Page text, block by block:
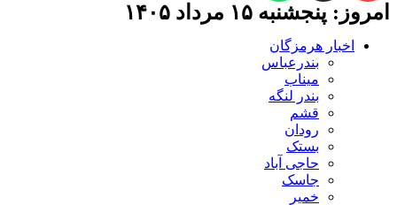
امروز: پنجشنبه ۱۵ مرداد ۱۴۰۵
اخبار هرمزگان
بندرعباس
میناب
بندر لنگه
قشم
رودان
بستک
حاجی آباد
جاسک
خمیر